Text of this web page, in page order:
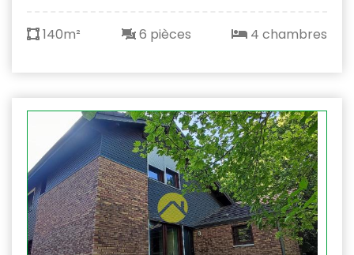
140m² 6 pièces 4 chambres